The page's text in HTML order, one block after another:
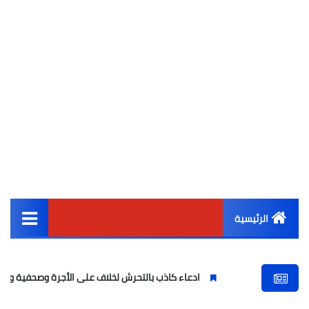
الرئيسية
أخبار مصر
ادعاء كاذب بالتحرش لخلاف على الأجرة وصحفية وهمية